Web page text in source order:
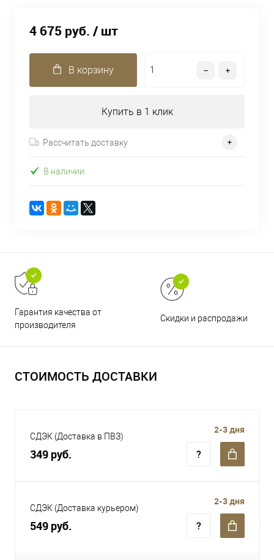
4 675 руб. / шт
В корзину
Купить в 1 клик
Рассчитать доставку
В наличии
Гарантия качества от
производителя
Скидки и распродажи
СТОИМОСТЬ ДОСТАВКИ
СДЭК (Доставка в ПВЗ)
349 руб.
2-3 дня
СДЭК (Доставка курьером)
549 руб.
2-3 дня